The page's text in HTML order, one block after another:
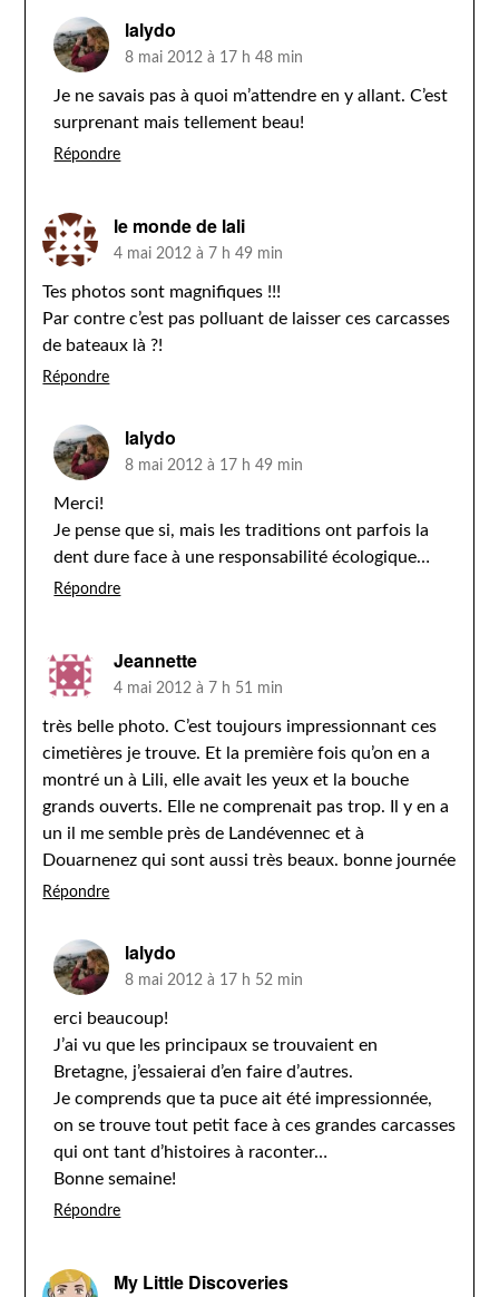
lalydo
8 mai 2012 à 17 h 48 min
Je ne savais pas à quoi m’attendre en y allant. C’est
surprenant mais tellement beau!
Répondre
le monde de lali
4 mai 2012 à 7 h 49 min
Tes photos sont magnifiques !!!
Par contre c’est pas polluant de laisser ces carcasses
de bateaux là ?!
Répondre
lalydo
8 mai 2012 à 17 h 49 min
Merci!
Je pense que si, mais les traditions ont parfois la
dent dure face à une responsabilité écologique…
Répondre
Jeannette
4 mai 2012 à 7 h 51 min
très belle photo. C’est toujours impressionnant ces
cimetières je trouve. Et la première fois qu’on en a
montré un à Lili, elle avait les yeux et la bouche
grands ouverts. Elle ne comprenait pas trop. Il y en a
un il me semble près de Landévennec et à
Douarnenez qui sont aussi très beaux. bonne journée
Répondre
lalydo
8 mai 2012 à 17 h 52 min
erci beaucoup!
J’ai vu que les principaux se trouvaient en
Bretagne, j’essaierai d’en faire d’autres.
Je comprends que ta puce ait été impressionnée,
on se trouve tout petit face à ces grandes carcasses
qui ont tant d’histoires à raconter…
Bonne semaine!
Répondre
My Little Discoveries